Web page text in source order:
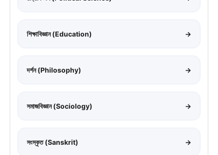
শিক্ষাবিজ্ঞান (Education) →
দর্শন (Philosophy) →
সমাজবিজ্ঞান (Sociology) →
সংস্কৃত (Sanskrit) →